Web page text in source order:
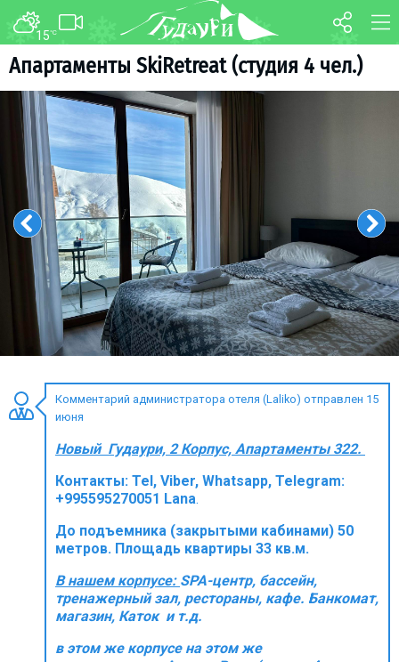
15°C
Aпартаменты SkiRetreat (студия 4 чел.)
Комментарий администратора отеля (Laliko) отправлен 15
июня
Новый Гудаури, 2 Корпус, Апартаменты 322.
Контакты: Tel, Viber, Whatsapp, Telegram:
+995595270051 Lana.
До подъемника (закрытыми кабинами) 50
метров. Площадь квартиры 33 кв.м.
В нашем корпусе: SPA-центр, бассейн,
тренажерный зал, рестораны, кафе. Банкомат,
магазин, Каток и т.д.
в этом же корпусе на этом же
ФОРУМ КАРТА
WEBCAM
О курорте
Схема трасс
Ски-пасс
Инструкторы
Прокат
Ски-сервис
Дети в Гудаури
Развлечения
Календарь событий
Гудаури
INFO
ПРОЖИВАНИЕ
Квартиры
Коттеджи
Отели
% Горячие предложения